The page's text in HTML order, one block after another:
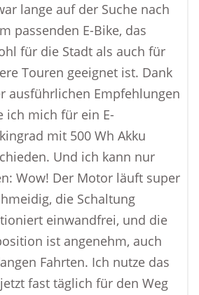
lange auf der Suche nach
passenden E-Bike, das
für die Stadt als auch für
Touren geeignet ist. Dank
ausführlichen Empfehlungen
ich mich für ein E-
mit 500 Wh Akku
Und ich kann nur
Wow! Der Motor läuft super
die Schaltung
einwandfrei, und die
ist angenehm, auch
Fahrten. Ich nutze das
fast täglich für den Weg